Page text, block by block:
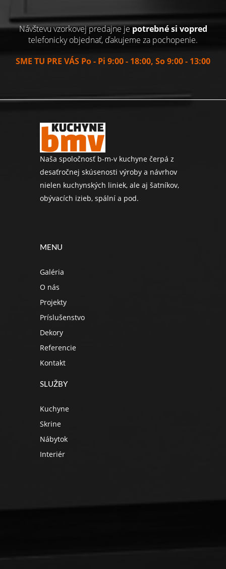
Návštevu vzorkovej predajne jepotrebné si vopred
telefonicky objednať, ďakujeme za pochopenie.
SME TU PRE VÁS Po - Pi 9:00 - 18:00, So 9:00 - 13:00
Naša spoločnosť b-m-v kuchyne čerpá z
desaťročnej skúsenosti výroby a návrhov
nielen kuchynských liniek, ale aj šatníkov,
obývacích izieb, spální a pod.
MENU
Galéria
O nás
Projekty
Príslušenstvo
Dekory
Referencie
Kontakt
SLUŽBY
Kuchyne
Skrine
Nábytok
Interiér